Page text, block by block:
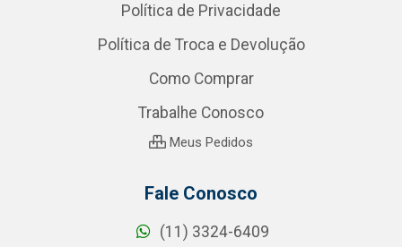
Política de Privacidade
Política de Troca e Devolução
Como Comprar
Trabalhe Conosco
Meus Pedidos
Fale Conosco
(11) 3324-6409